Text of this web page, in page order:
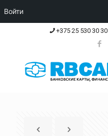
+375 25 530 30 30
Войти